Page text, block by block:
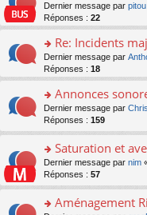
c
e
nt
pl
u
ré
c
e
nt
n
o
n
lu
le
pl
u
ré
c
e
nt
s
a
e
n
o
n
lu
le
pl
u
ré
c
e
nt
er
le
m
e
s
s
a
e
n
o
n
lu
le
pl
ré
o
n
s
ult
er
le
m
e
s
s
a
g
e
n
o
n
le
Dernier message par pitou
Réponses : 22
o
n
s
ult
er
le
s
s
a
g
e
n
Re: Incidents
Dernier message par
Réponses : 18
o
n
s
ult
er
le
m
e
s
Annonces
Dernier message par
Réponses : 159
o
n
s
ult
er
Saturation et
Dernier message par nim
Réponses : 57
Aménagement